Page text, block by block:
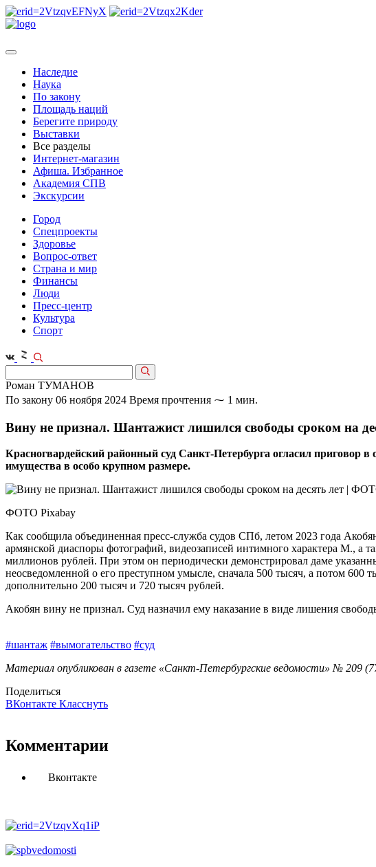
Наследие
Наука
По закону
Площадь наций
Берегите природу
Выставки
Все разделы
Интернет-магазин
Афиша. Избранное
Академия СПВ
Экскурсии
Город
Спецпроекты
Здоровье
Вопрос-ответ
Страна и мир
Финансы
Люди
Пресс-центр
Культура
Спорт
Роман ТУМАНОВ
По закону 06 ноября 2024 Время прочтения ⁓ 1 мин.
Вину не признал. Шантажист лишился свободы сроком на
Красногвардейский районный суд Санкт-Петербурга огласил
имущества в особо крупном размере.
ФОТО Pixabay
Как сообщила объединенная пресс-служба судов СПб, летом 2023 года
армянской диаспоры фотографий, видеозаписей интимного характера М.,
миллионов рублей. При этом он периодически демонстрировал даме
неосведомленной о его преступном умысле, сначала 500 тысяч, а потом
дополнительно 200 тысяч и 720 тысяч рублей.
Акобян вину не признал. Суд назначил ему наказание в виде лишения
#шантаж #вымогательство #суд
Материал опубликован в газете «Санкт-Петербургские ведомости» № 209
Поделиться
ВКонтакте Класснуть
Комментарии
Вконтакте